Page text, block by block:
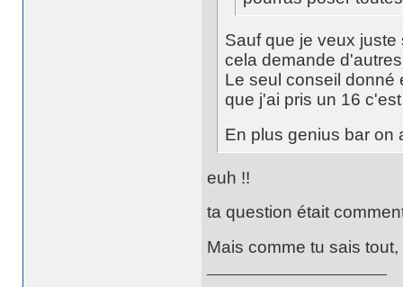
Sauf que je veux
cela demande
Le seul conseil donné
que j'ai pris un 16
En plus genius bar on
euh !!
ta question était
Mais comme tu sais